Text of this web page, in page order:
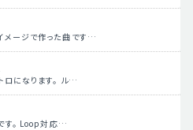
メージで作った曲です…
ロになります。 ル…
す。 Loop対応…